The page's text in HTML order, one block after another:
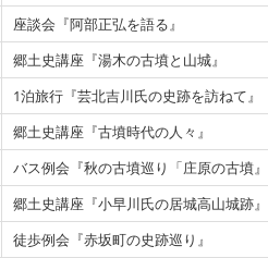
座談会『阿部正弘を語る』
郷土史講座『湯木の古墳と山城』
1泊旅行『芸北吉川氏の史跡を訪ねて』
郷土史講座『古墳時代の人々』
バス例会『秋の古墳巡り「庄原の古墳』
郷土史講座『小早川氏の居城高山城跡』
徒歩例会『赤坂町の史跡巡り』